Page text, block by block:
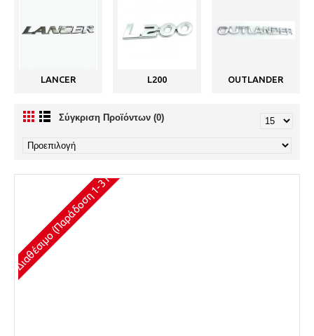
LANCER L200 OUTLANDER
Σύγκριση Προϊόντων (0)
Διαθέσιμο (Παράδοση 1-3 Ημέρες)